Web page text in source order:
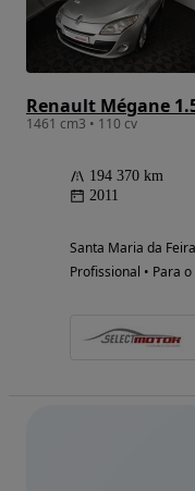
Renault Mégane
1461 cm3 • 110 cv
194 370 km
2011
Santa Maria da
Profissional • Para